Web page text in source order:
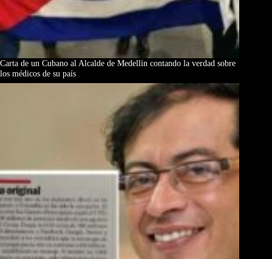
Carta de un Cubano al Alcalde de Medellín contando la verdad sobre
los médicos de su país